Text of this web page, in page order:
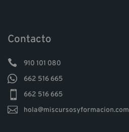
Contacto
 910 101 080
 662 516 665
 662 516 665
 hola@miscursosyformacion.com